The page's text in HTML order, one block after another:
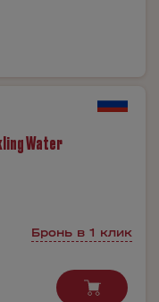
Water
Бронь в 1 клик